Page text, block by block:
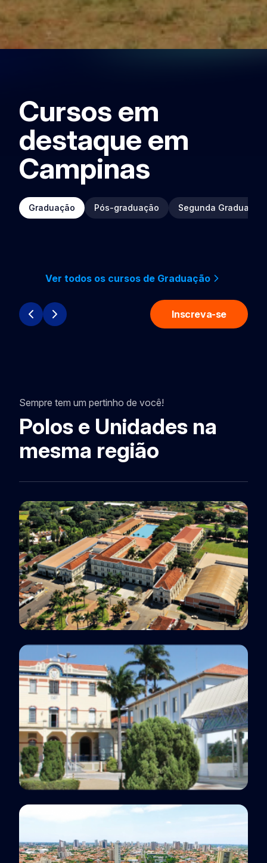
Cursos em
destaque em
Campinas
Graduação Pós-graduação Segunda Graduação
Ver todos os cursos de Graduação
Inscreva-se
Sempre tem um pertinho de você!
Polos e Unidades na
mesma região
Unidade
Batatais, SP
Rio Claro, SP